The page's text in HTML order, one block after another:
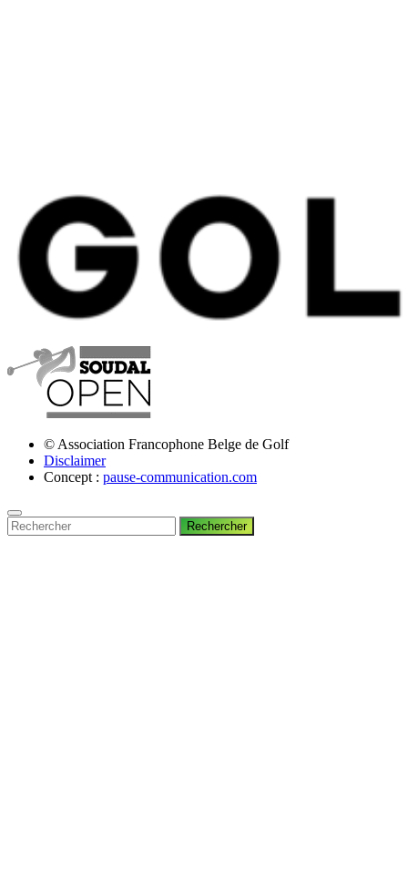
© Association Francophone Belge de Golf
Disclaimer
Concept : pause-communication.com
Rechercher